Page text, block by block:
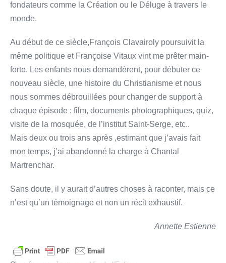
fondateurs comme la Création ou le Déluge à travers le
monde.
Au début de ce siècle,François Clavairoly poursuivit la
même politique et Françoise Vitaux vint me prêter main-
forte. Les enfants nous demandèrent, pour débuter ce
nouveau siècle, une histoire du Christianisme et nous
nous sommes débrouillées pour changer de support à
chaque épisode : film, documents photographiques, quiz,
visite de la mosquée, de l’institut Saint-Serge, etc..
Mais deux ou trois ans après ,estimant que j’avais fait
mon temps, j’ai abandonné la charge à Chantal
Martrenchar.
Sans doute, il y aurait d’autres choses à raconter, mais ce
n’est qu’un témoignage et non un récit exhaustif.
Annette Estienne